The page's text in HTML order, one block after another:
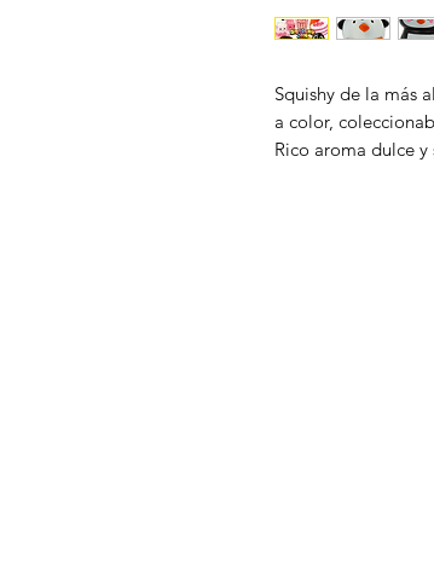
Squishy de la más
a color,
Rico aroma dulce